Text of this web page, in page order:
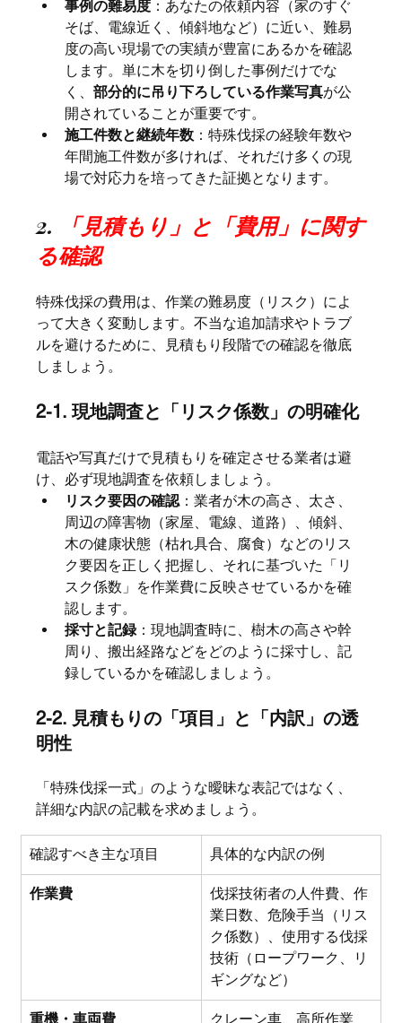
事例の難易度 ：あなたの依頼内容（家のすぐ
そば、電線近く、傾斜地など）に近い、難易
度の高い現場での実績が豊富にあるかを確認
します。単に木を切り倒した事例だけでな
く、部分的に吊り下ろしている作業写真が公
開されていることが重要です。
施工件数と継続年数 ：特殊伐採の経験年数や
年間施工件数が多ければ、それだけ多くの現
場で対応力を培ってきた証拠となります。
2.
「見積もり」と「費用」に関す
る確認
特殊伐採の費用は、作業の難易度（リスク）によ
って大きく変動します。不当な追加請求やトラブ
ルを避けるために、見積もり段階での確認を徹底
しましょう。
2-1. 現地調査と「リスク係数」の明確化
電話や写真だけで見積もりを確定させる業者は避
け、必ず現地調査を依頼しましょう。
リスク要因の確認：業者が木の高さ、太さ、
周辺の障害物（家屋、電線、道路）、傾斜、
木の健康状態（枯れ具合、腐食）などのリス
ク要因を正しく把握し、それに基づいた「リ
スク係数」を作業費に反映させているかを確
認します。
採寸と記録：現地調査時に、樹木の高さや幹
周り、搬出経路などをどのように採寸し、記
録しているかを確認しましょう。
2-2. 見積もりの「項目」と「内訳」の透
明性
「特殊伐採一式」のような曖昧な表記ではなく、
詳細な内訳の記載を求めましょう。
確認すべき主な項目 具体的な内訳の例
作業費
伐採技術者の人件費、作
業日数、危険手当（リス
ク係数）、使用する伐採
技術（ロープワーク、リ
ギングなど）
重機・車両費 クレーン車、高所作業